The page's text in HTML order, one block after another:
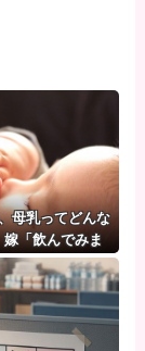
母乳ってどんな
「飲んでみま
「」⇒ｗｗ